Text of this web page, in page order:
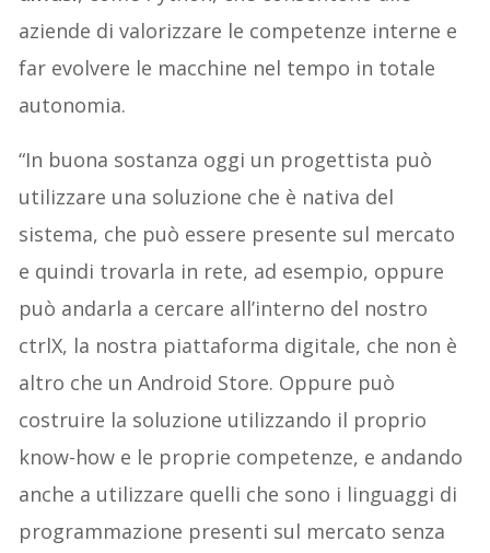
aziende di valorizzare le competenze interne e
far evolvere le macchine nel tempo in totale
autonomia.
“In buona sostanza oggi un progettista può
utilizzare una soluzione che è nativa del
sistema, che può essere presente sul mercato
e quindi trovarla in rete, ad esempio, oppure
può andarla a cercare all’interno del nostro
ctrlX, la nostra piattaforma digitale, che non è
altro che un Android Store. Oppure può
costruire la soluzione utilizzando il proprio
know-how e le proprie competenze, e andando
anche a utilizzare quelli che sono i linguaggi di
programmazione presenti sul mercato senza